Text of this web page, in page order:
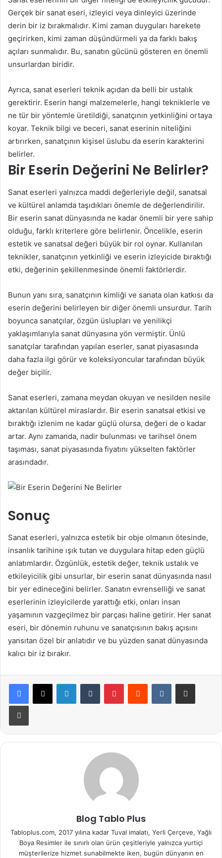
Gerçek bir sanat eseri, izleyici veya dinleyici üzerinde
derin bir iz bırakmalıdır. Kimi zaman duyguları harekete
geçirirken, kimi zaman düşündürmeli ya da farklı bakış
açıları sunmalıdır. Bu, sanatın gücünü gösteren en önemli
unsurlardan biridir.
Ayrıca, sanat eserleri teknik açıdan da belli bir ustalık
gerektirir. Eserin hangi malzemelerle, hangi tekniklerle ve
ne tür bir yöntemle üretildiği, sanatçının yetkinliğini ortaya
koyar. Teknik bilgi ve beceri, sanat eserinin niteliğini
artırırken, sanatçının kişisel üslubu da eserin karakterini
belirler.
Bir Eserin Değerini Ne Belirler?
Sanat eserleri yalnızca maddi değerleriyle değil, sanatsal
ve kültürel anlamda taşıdıkları önemle de değerlendirilir.
Bir eserin sanat dünyasında ne kadar önemli bir yere sahip
olduğu, farklı kriterlere göre belirlenir. Öncelikle, eserin
estetik ve sanatsal değeri büyük bir rol oynar. Kullanılan
teknikler, sanatçının yetkinliği ve eserin izleyicide bıraktığı
etki, değerinin şekillenmesinde önemli faktörlerdir.
Bunun yanı sıra, sanatçının kimliği ve sanata olan katkısı da
eserin değerini belirleyen bir diğer önemli unsurdur. Tarih
boyunca sanatçılar, özgün üslupları ve yenilikçi
yaklaşımlarıyla sanat dünyasına yön vermiştir. Ünlü
sanatçılar tarafından yapılan eserler, sanat piyasasında
daha fazla ilgi görür ve koleksiyoncular tarafından büyük
değer biçilir.
Sanat eserleri, zamana meydan okuyan ve nesilden nesile
aktarılan kültürel miraslardır. Bir eserin sanatsal etkisi ve
bıraktığı izlenim ne kadar güçlü olursa, değeri de o kadar
artar. Aynı zamanda, nadir bulunması ve tarihsel önem
taşıması, sanat piyasasında fiyatını yükselten faktörler
arasındadır.
Sonuç
Sanat eserleri, yalnızca estetik bir obje olmanın ötesinde,
insanlık tarihine ışık tutan ve duygulara hitap eden güçlü
anlatımlardır. Özgünlük, estetik değer, teknik ustalık ve
etkileyicilik gibi unsurlar, bir eserin sanat dünyasında nasıl
bir yer edineceğini belirler. Sanatın evrenselliği ve sanat
eserlerinin izleyicilerde yarattığı etki, onları insan
yaşamının vazgeçilmez bir parçası haline getirir. Her sanat
eseri, bir dönemin ruhunu ve sanatçısının bakış açısını
yansıtan özel bir anlatıdır ve bu yüzden sanat dünyasında
kalıcı bir iz bırakır.
Blog Tablo Plus
Tabloplus.com, 2017 yılına kadar Tuval imalatı, Yerli Çerçeve, Yağlı
Boya Resimler ile sınırlı olan ürün çeşitleriyle yalnızca yurtiçi
müşterilerize hizmet sunabilmekte iken, bugün dünyanın en